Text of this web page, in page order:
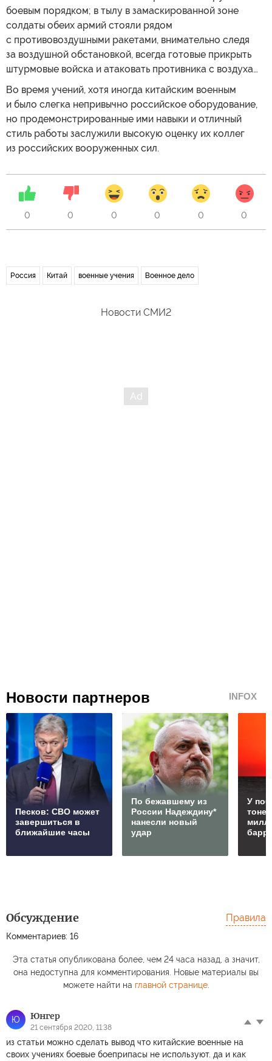
боевым порядком; в тылу в замаскированной зоне
солдаты обеих армий стояли рядом
с противовоздушными ракетами, внимательно следя
за воздушной обстановкой, всегда готовые прикрыть
штурмовые войска и атаковать противника с воздуха…
Во время учений, хотя иногда китайским военным
и было слегка непривычно российское оборудование,
но продемонстрированные ими навыки и отличный
стиль работы заслужили высокую оценку их коллег
из российских вооруженных сил.
0 0 0 0 0 0
Россия Китай военные учения Военное дело
Новости СМИ2
Новости партнеров INFOX
Песков: СВО может
завершиться в
ближайшие часы
По бежавшему из
России Надеждину*
нанесли новый
удар
У
Обсуждение
Комментариев: 16
Правила
Эта статья опубликована более, чем 24 часа назад, а значит,
она недоступна для комментирования. Новые материалы вы
можете найти на главной странице.
Ю Юнгер
21 сентября 2020, 11:38
из статьи можно сделать вывод что китайские военные на
своих учениях боевые боеприпасы не используют. да и как